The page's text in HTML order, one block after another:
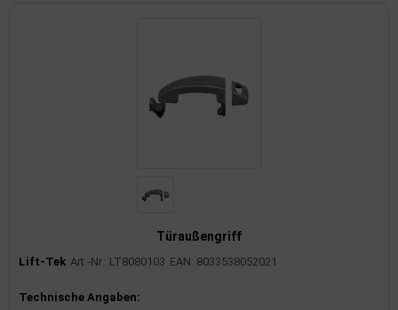
Türaußengriff
Lift-Tek Art.-Nr.: LT8080103 EAN: 8033538052021
Produktinformationen
Technische Angaben: